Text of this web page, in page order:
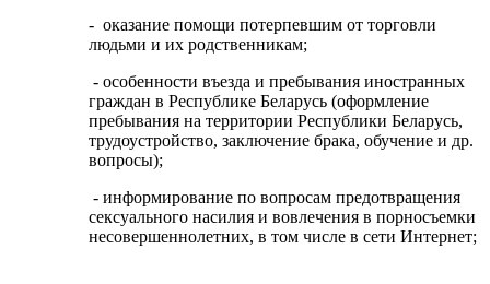
- оказание помощи потерпевшим от торговли
людьми и их родственникам;
- особенности въезда и пребывания иностранных
граждан в Республике Беларусь (оформление
пребывания на территории Республики Беларусь,
трудоустройство, заключение брака, обучение и др.
вопросы);
- информирование по вопросам предотвращения
сексуального насилия и вовлечения в порносъемки
несовершеннолетних, в том числе в сети Интернет;